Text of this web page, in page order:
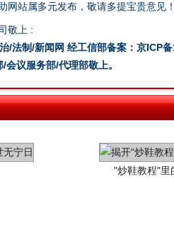
网站属多元发布，敬请多提宝贵意见
敬上 :
/法制/新闻网 经工信部备案：京ICP
议服务部/代理部敬上。
"炒鞋教程"里